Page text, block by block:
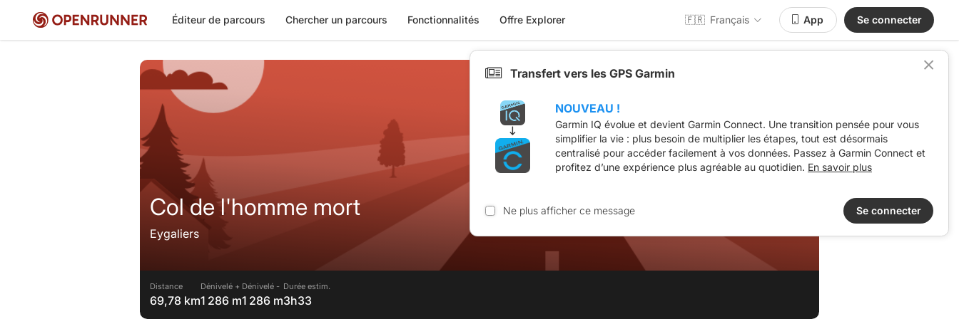
Éditeur de parcours Chercher un parcours Fonctionnalités Offre Explorer 🇫🇷 Français App Se connecter
Col de l'homme mort
Eygaliers
Distance
69,78 km
Dénivelé +
1 286 m
Dénivelé -
1 286 m
Durée estim.
3h33
Transfert vers les GPS Garmin
NOUVEAU !
Garmin IQ évolue et devient Garmin Connect. Une transition pensée pour vous
simplifier la vie : plus besoin de multiplier les étapes, tout est désormais
centralisé pour accéder facilement à vos données. Passez à Garmin Connect et
profitez d’une expérience plus agréable au quotidien. En savoir plus
Ne plus afficher ce message Se connecter